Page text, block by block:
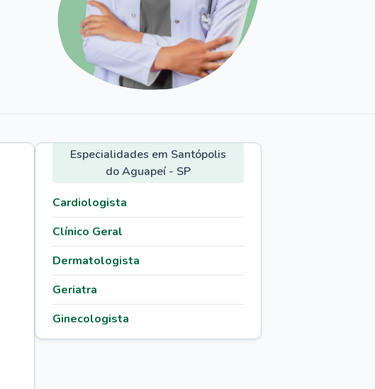
Especialidades em Santópolis
do Aguapeí - SP
Cardiologista
Clínico Geral
Dermatologista
Geriatra
Ginecologista